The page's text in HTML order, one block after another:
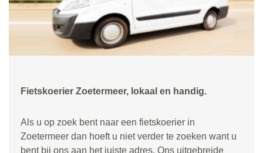
Fietskoerier Zoetermeer, lokaal en handig.
Als u op zoek bent naar een fietskoerier in
Zoetermeer dan hoeft u niet verder te zoeken want u
bent bij ons aan het juiste adres. Ons uitgebreide